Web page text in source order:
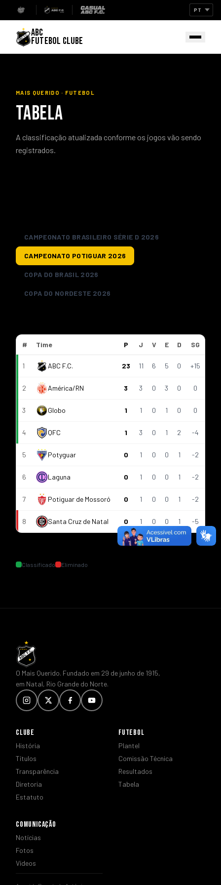
ABC
FUTEBOL CLUBE
MAIS QUERIDO · FUTEBOL
TABELA
A classificação atualizada conforme os jogos vão sendo
registrados.
CAMPEONATO BRASILEIRO SÉRIE D 2026
CAMPEONATO POTIGUAR 2026
COPA DO BRASIL 2026
COPA DO NORDESTE 2026
# Time P J V E D SG
1 ABC F.C. 23 11 6 5 0 +15
2 América/RN 3 3 0 3 0 0
3 Globo 1 1 0 1 0 0
4 QFC 1 3 0 1 2 -4
5 Potyguar 0 1 0 0 1 -2
6 Laguna 0 1 0 0 1 -2
7 Potiguar de Mossoró 0 1 0 0 1 -2
8 Santa Cruz de Natal 0 1 0 0 1 -5
Classificado Eliminado
O Mais Querido. Fundado em 29 de junho de 1915,
em Natal, Rio Grande do Norte.
CLUBE
História
Títulos
Transparência
Diretoria
Estatuto
FUTEBOL
Plantel
Comissão Técnica
Resultados
Tabela
COMUNICAÇÃO
Notícias
Fotos
Vídeos